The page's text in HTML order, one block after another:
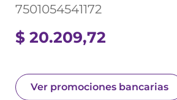
7501054541172
$ 20.209,72
Ver promociones bancarias